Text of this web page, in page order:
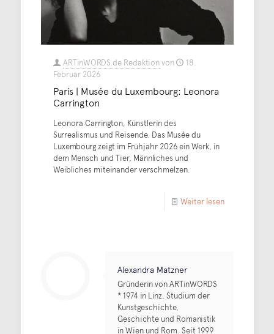
ARTinWORDS.de Redaktionvon
18.
Februar 2026
Paris | Musée du Luxembourg: Leonora
Carrington
Leonora Carrington, Künstlerin des
Surrealismus und Reisende. Das Musée du
Luxembourg zeigt im Frühjahr 2026 ein Werk, in
dem Mensch und Tier, Männliches und
Weibliches miteinander verschmelzen.
Weiter lesen
Alexandra Matzner
Gründerin von ARTinWORDS
* 1974 in Linz, Studium der
Kunstgeschichte,
Geschichte und Romanistik
in Wien und Rom. Seit 1999